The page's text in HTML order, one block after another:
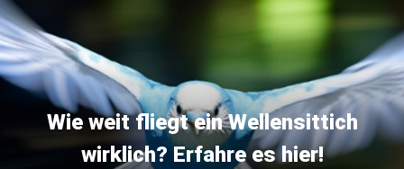
Wie weit fliegt ein Wellensittich
wirklich? Erfahre es hier!